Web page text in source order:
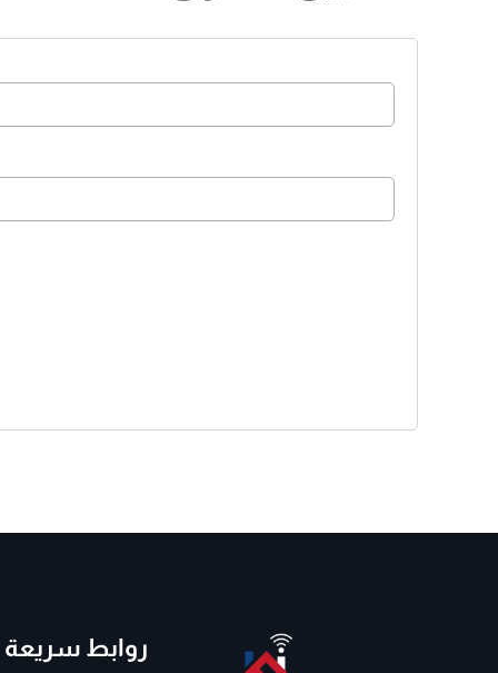
روابط سريعة